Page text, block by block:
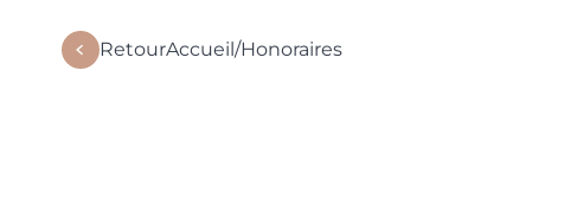
RetourAccueil/Honoraires